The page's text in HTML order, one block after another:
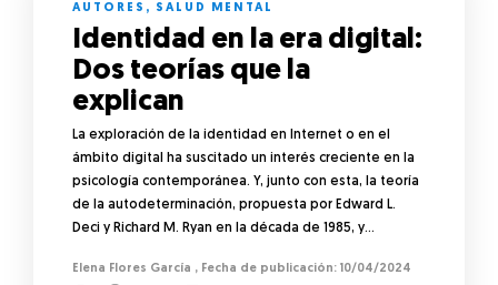
AUTORES , SALUD MENTAL
Identidad en la era digital:
Dos teorías que la
explican
La exploración de la identidad en Internet o en el
ámbito digital ha suscitado un interés creciente en la
psicología contemporánea. Y, junto con esta, la teoría
de la autodeterminación, propuesta por Edward L.
Deci y Richard M. Ryan en la década de 1985, y…
Elena Flores García ,
10/04/2024